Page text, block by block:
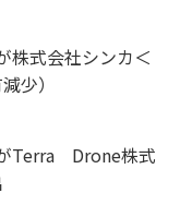
株式会社シンカ＜
少）
Terra Drone株式